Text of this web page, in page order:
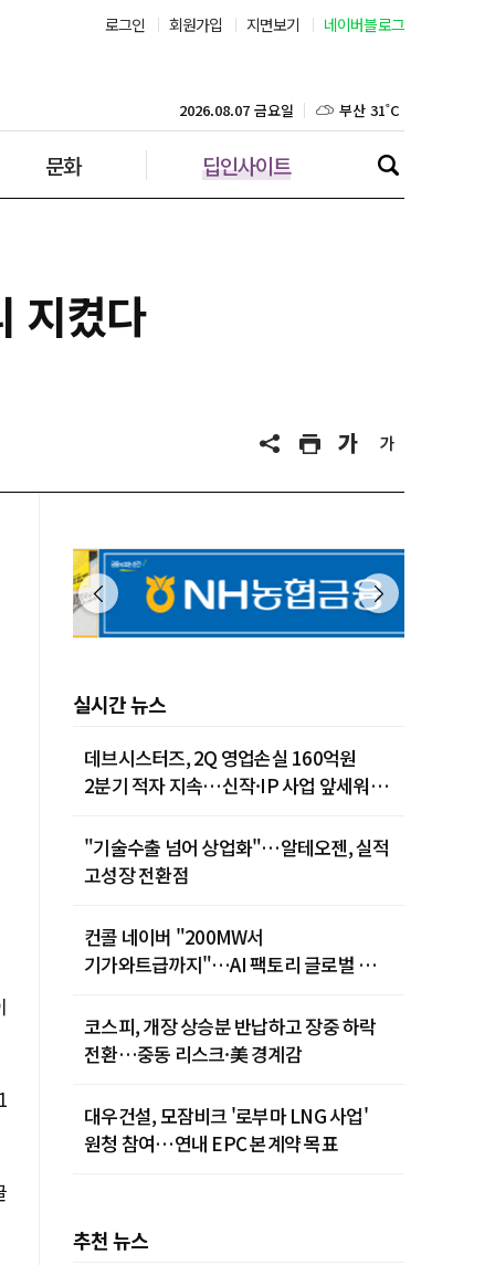
로그인 회원가입 지면보기 네이버블로그
문화 딥인사이트
2026.08.07 금요일 대구 35˚C
인천 30˚C
제주 29˚C
지켰다
실시간 뉴스
데브시스터즈, 2Q 영업손실 160억원
2분기 적자 지속…신작·IP 사업 앞세워
"기술수출 넘어 상업화"…알테오젠, 실적
고성장 전환점
컨콜 네이버 "200MW서
기가와트급까지"…AI 팩토리 글로벌 확장
코스피, 개장 상승분 반납하고 장중 하락
전환…중동 리스크·美 경계감
대우건설, 모잠비크 '로부마 LNG 사업'
원청 참여…연내 EPC 본계약 목표
추천 뉴스